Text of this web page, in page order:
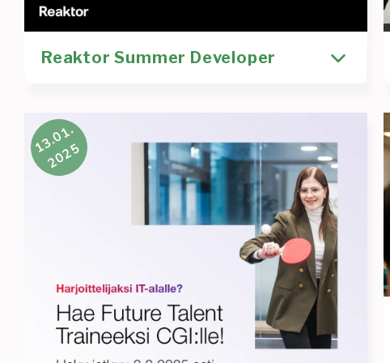
Reaktor Summer Developer
tuttavallisemmin kesiksiä Helsinkiin, Turkuun ja
Tampereelle! Etsimme ohjelmistokehityksestä
kiinnostuneita opiskelijoita
Kirjoittaja
Heidi Tuurala
rekry rekrytointi
Lue lisää
Reaktor
Summer
13.01.
2025